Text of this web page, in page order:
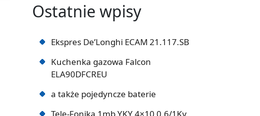
Ostatnie wpisy
Ekspres De’Longhi ECAM 21.117.SB
Kuchenka gazowa Falcon
ELA90DFCREU
a także pojedyncze baterie